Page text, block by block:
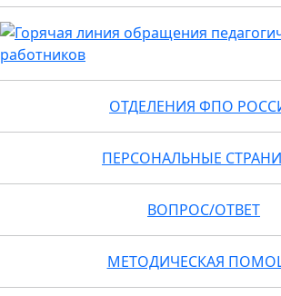
ОТДЕЛЕНИЯ ФПО
ПЕРСОНАЛЬНЫЕ
ВОПРОС/ОТВЕТ
МЕТОДИЧЕСКАЯ